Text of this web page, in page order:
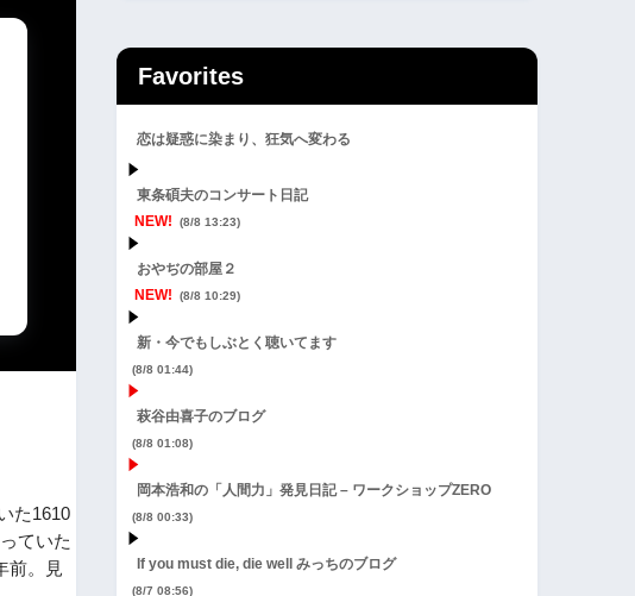
た1610
ていた
前。見
Favorites
恋は疑惑に染まり、狂気へ変わる
東条碩夫のコンサート日記
NEW!
(8/8 13:23)
おやぢの部屋２
NEW!
(8/8 10:29)
新・今でもしぶとく聴いてます
(8/8 01:44)
萩谷由喜子のブログ
(8/8 01:08)
岡本浩和の「人間力」発見日記 – ワークショップZERO
(8/8 00:33)
If you must die, die well みっちのブログ
(8/7 08:56)